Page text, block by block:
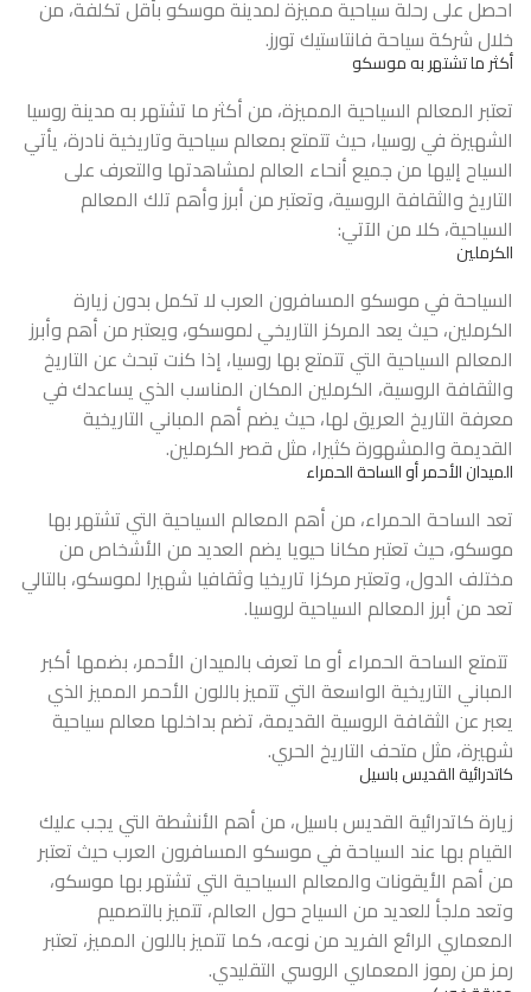
احصل على رحلة سياحية مميزة لمدينة موسكو بأقل تكلفة، من
خلالشركة سياحةفانتاستيك تورز.
أكثر ما تشتهر به موسكو
تعتبر المعالم السياحية المميزة، من أكثر ما تشتهر به مدينة روسيا
الشهيرة في روسيا، حيث تتمتع بمعالم سياحية وتاريخية نادرة، يأتي
السياح إليها من جميع أنحاء العالم لمشاهدتها والتعرف على
التاريخ والثقافة الروسية، وتعتبر من أبرز وأهم تلك المعالم
السياحية، كلا من الآتي:
الكرملين
السياحة في موسكو المسافرون العرب لا تكمل بدون زيارة
الكرملين، حيث يعد المركز التاريخي لموسكو، ويعتبر من أهم وأبرز
المعالم السياحية التي تتمتع بها روسيا، إذا كنت تبحث عن التاريخ
والثقافة الروسية، الكرملين المكان المناسب الذي يساعدك في
معرفة التاريخ العريق لها، حيث يضم أهم المباني التاريخية
القديمة والمشهورة كثيرا، مثل قصر الكرملين.
الميدان الأحمر أو الساحة الحمراء
تعد الساحة الحمراء، من أهم المعالم السياحية التي تشتهر بها
موسكو، حيث تعتبر مكانا حيويا يضم العديد من الأشخاص من
مختلف الدول، وتعتبر مركزا تاريخيا وثقافيا شهيرا لموسكو، بالتالي
تعد من أبرز المعالم السياحية لروسيا.
تتمتع الساحة الحمراء أو ما تعرف بالميدان الأحمر، بضمها أكبر
المباني التاريخية الواسعة التي تتميز باللون الأحمر المميز الذي
يعبر عن الثقافة الروسية القديمة، تضم بداخلها معالم سياحية
شهيرة، مثل متحف التاريخ الحري.
كاتدرائية القديس باسيل
زيارة كاتدرائية القديس باسيل، من أهم الأنشطة التي يجب عليك
القيام بها عند السياحة في موسكو المسافرون العرب حيث تعتبر
من أهم الأيقونات والمعالم السياحية التي تشتهر بها موسكو،
وتعد ملجأ للعديد من السياح حول العالم، تتميز بالتصميم
المعماري الرائع الفريد من نوعه، كما تتميز باللون المميز، تعتبر
رمز من رموز المعماري الروسي التقليدي.